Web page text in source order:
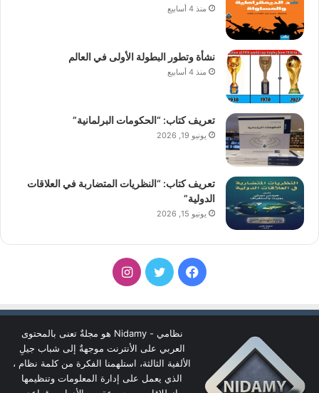
منذ 4 أسابيع
نشأة وتطور البطولة الأولى في العالم
منذ 4 أسابيع
تعريف كتاب: “الحكومات البرلمانية”
يونيو 19, 2026
تعريف كتاب: “النظريات المتضاربة في العلاقات
الدولية”
يونيو 15, 2026
فيسبوكتويتر انستقرام
نظامي - Nidamy هو مجلةٌ تعنى بالمحتوى
العربي على الأنترنت موجهةٌ إلى شباب جيلِ
الألفية الثالثة، استلهمنا الفكرة من كلمة نظام ،
الذي يعمل على إدارة المعلومات وتنظيمها